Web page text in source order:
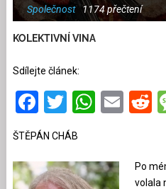
Společnost
1174 přečtení
KOLEKTIVNÍ VINA
Sdílejte článek:
Facebook
Twitter
ŠTĚPÁN CHÁB
Po
volala